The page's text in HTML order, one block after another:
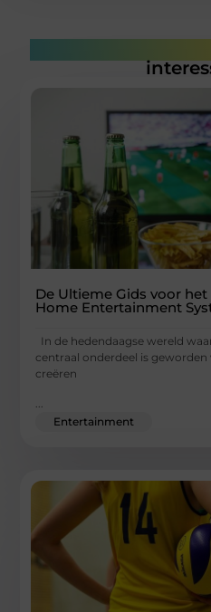
De Ultieme Gids voor
Home Entertainment
In de hedendaagse wereld
centraal onderdeel is geworden
creëren
Entertainment